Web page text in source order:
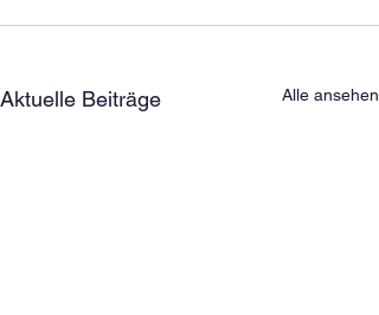
Aktuelle Beiträge Alle ansehen